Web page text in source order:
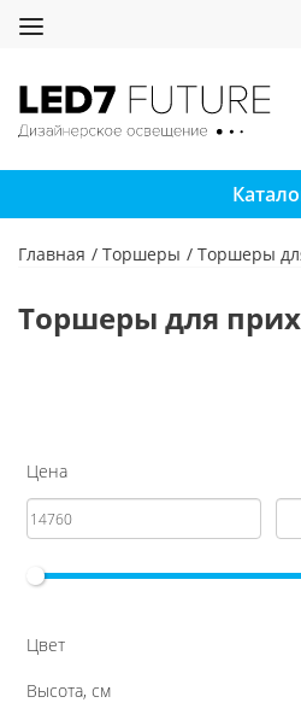
Toggle
Главная Торшеры Торшеры
Торшеры для
Цена
Цвет
Высота, см